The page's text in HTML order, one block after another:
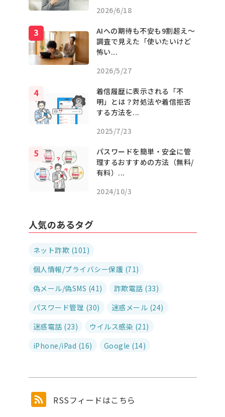
2026/6/18
AIへの期待も不安も9割超え〜
調査で見えた「使いたいけど
怖い...
2026/5/27
着信履歴に表示される「不
明」とは？対処法や着信拒否
する方法を...
2025/7/23
パスワードを簡単・安全に管
理するおすすめの方法（無料/
有料）...
2024/10/3
人気のあるタグ
ネット詐欺 (101)
個人情報/プライバシー保護 (71)
偽メール/偽SMS (41)
詐欺電話 (33)
パスワード管理 (30)
迷惑メール (24)
迷惑電話 (23)
ウイルス感染 (21)
iPhone/iPad (16)
Google (14)
RSSフィードはこちら